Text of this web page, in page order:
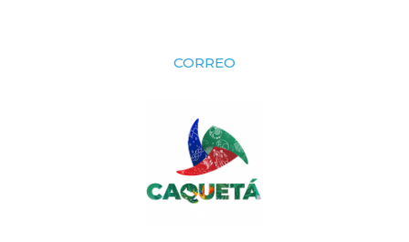
CORREO